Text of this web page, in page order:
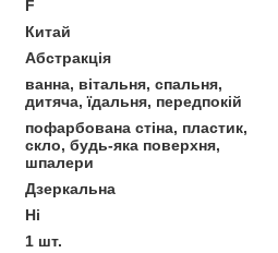
F
Китай
Абстракція
ванна, вітальня, спальня,
дитяча, їдальня, передпокій
пофарбована стіна, пластик,
скло, будь-яка поверхня,
шпалери
Дзеркальна
Ні
1 шт.